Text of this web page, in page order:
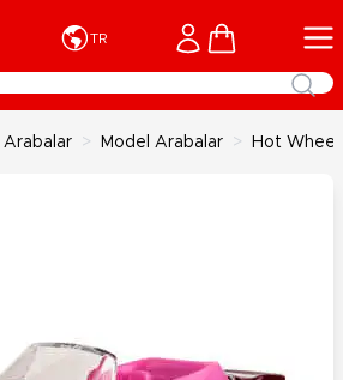
TR Cart
Arabalar > Model Arabalar > Hot